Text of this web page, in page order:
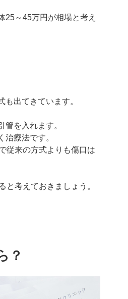
25～45万円が相場と考え
出てきています。
を入れます。
療法です。
従来の方式よりも傷口は
と考えておきましょう。
？